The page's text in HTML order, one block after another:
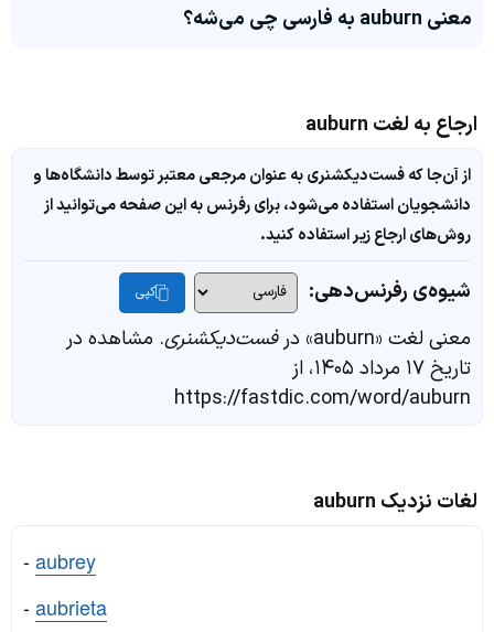
معنی auburn به فارسی چی می‌شه؟
ارجاع به لغت auburn
از آن‌جا که فست‌دیکشنری به عنوان مرجعی معتبر توسط دانشگاه‌ها و
دانشجویان استفاده می‌شود، برای رفرنس به این صفحه می‌توانید از
روش‌های ارجاع زیر استفاده کنید.
شیوه‌ی رفرنس‌دهی: کپی
معنی لغت «auburn» در فست‌دیکشنری. مشاهده در
تاریخ ۱۷ مرداد ۱۴۰۵، از
https://fastdic.com/word/auburn
لغات نزدیک auburn
-aubrey
-aubrieta